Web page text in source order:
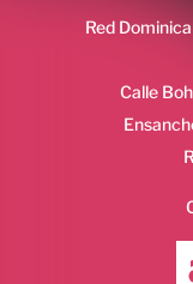
Red
Calle